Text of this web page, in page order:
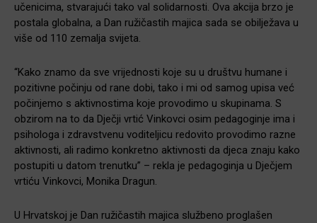
učenicima, stvarajući tako val solidarnosti. Ova akcija brzo je
postala globalna, a Dan ružičastih majica sada se obilježava u
više od 110 zemalja svijeta.
“Kako znamo da sve vrijednosti koje su u društvu humane i
pozitivne počinju od rane dobi, tako i mi od samog upisa već
počinjemo s aktivnostima koje provodimo u skupinama. S
obzirom na to da Dječji vrtić Vinkovci osim pedagoginje ima i
psihologa i zdravstvenu voditeljicu redovito provodimo razne
aktivnosti, ali radimo konkretno aktivnosti da djeca znaju kako
postupiti u datom trenutku” – rekla je pedagoginja u Dječjem
vrtiću Vinkovci, Monika Dragun.
U Hrvatskoj je Dan ružičastih majica službeno proglašen